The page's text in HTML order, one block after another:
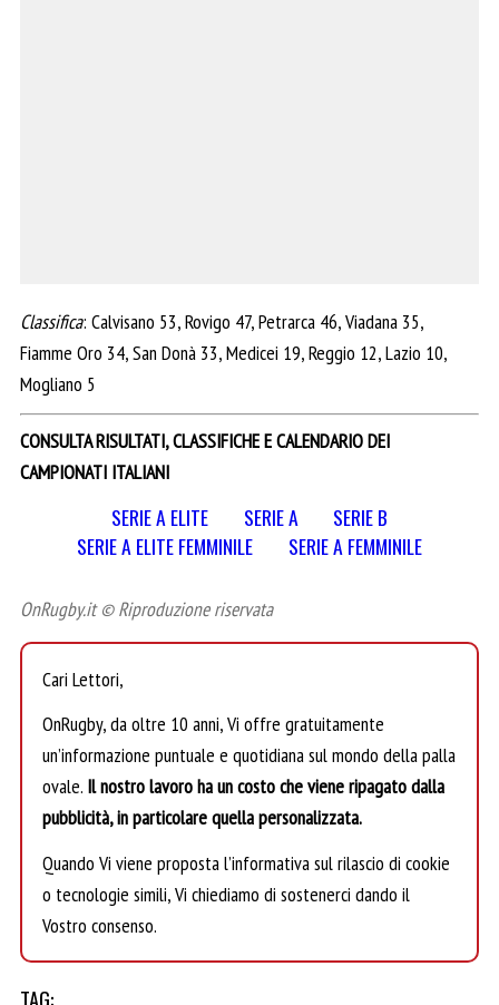
Classifica: Calvisano 53, Rovigo 47, Petrarca 46, Viadana 35,
Fiamme Oro 34, San Donà 33, Medicei 19, Reggio 12, Lazio 10,
Mogliano 5
CONSULTA RISULTATI, CLASSIFICHE E CALENDARIO DEI
CAMPIONATI ITALIANI
SERIE A ELITE SERIE A
SERIE B
SERIE A ELITE FEMMINILE
SERIE A FEMMINILE
OnRugby.it © Riproduzione riservata
Cari Lettori,
OnRugby, da oltre 10 anni, Vi offre gratuitamente
un’informazione puntuale e quotidiana sul mondo della palla
ovale. Il nostro lavoro ha un costo che viene ripagato dalla
pubblicità, in particolare quella personalizzata.
Quando Vi viene proposta l’informativa sul rilascio di cookie
o tecnologie simili, Vi chiediamo di sostenerci dando il
Vostro consenso.
TAG: